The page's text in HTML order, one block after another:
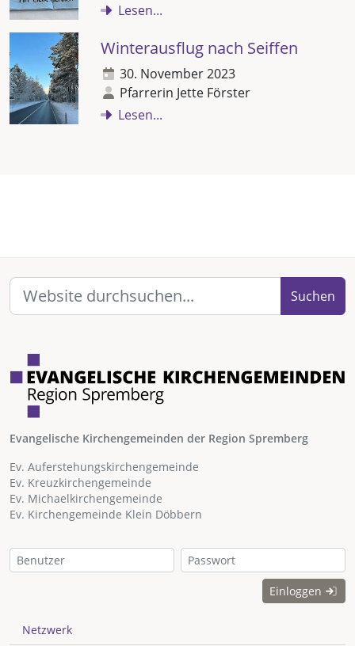
Lesen...
Winterausflug nach Seiffen
30. November 2023
Pfarrerin Jette Förster
Lesen...
Suchen
Evangelische Kirchengemeinden der Region Spremberg
Ev. Auferstehungskirchengemeinde
Ev. Kreuzkirchengemeinde
Ev. Michaelkirchengemeinde
Ev. Kirchengemeinde Klein Döbbern
Einloggen
Netzwerk